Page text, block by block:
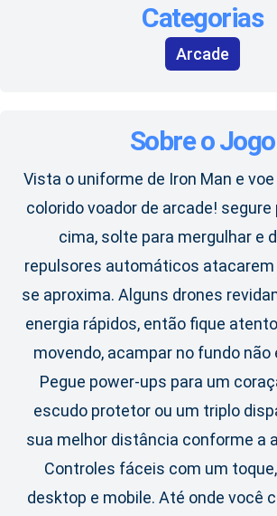
Categorias
Arcade
Sobre o Jogo
Vista o uniforme de Iron Man e
colorido voador de arcade! segure
cima, solte para mergulhar e
repulsores automáticos atacarem
se aproxima. Alguns drones
energia rápidos, então fique
movendo, acampar no fundo não
Pegue power-ups para um
escudo protetor ou um triplo
sua melhor distância conforme a
Controles fáceis com um
desktop e mobile. Até onde você